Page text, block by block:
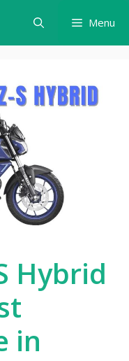
Menu
Hybrid
in